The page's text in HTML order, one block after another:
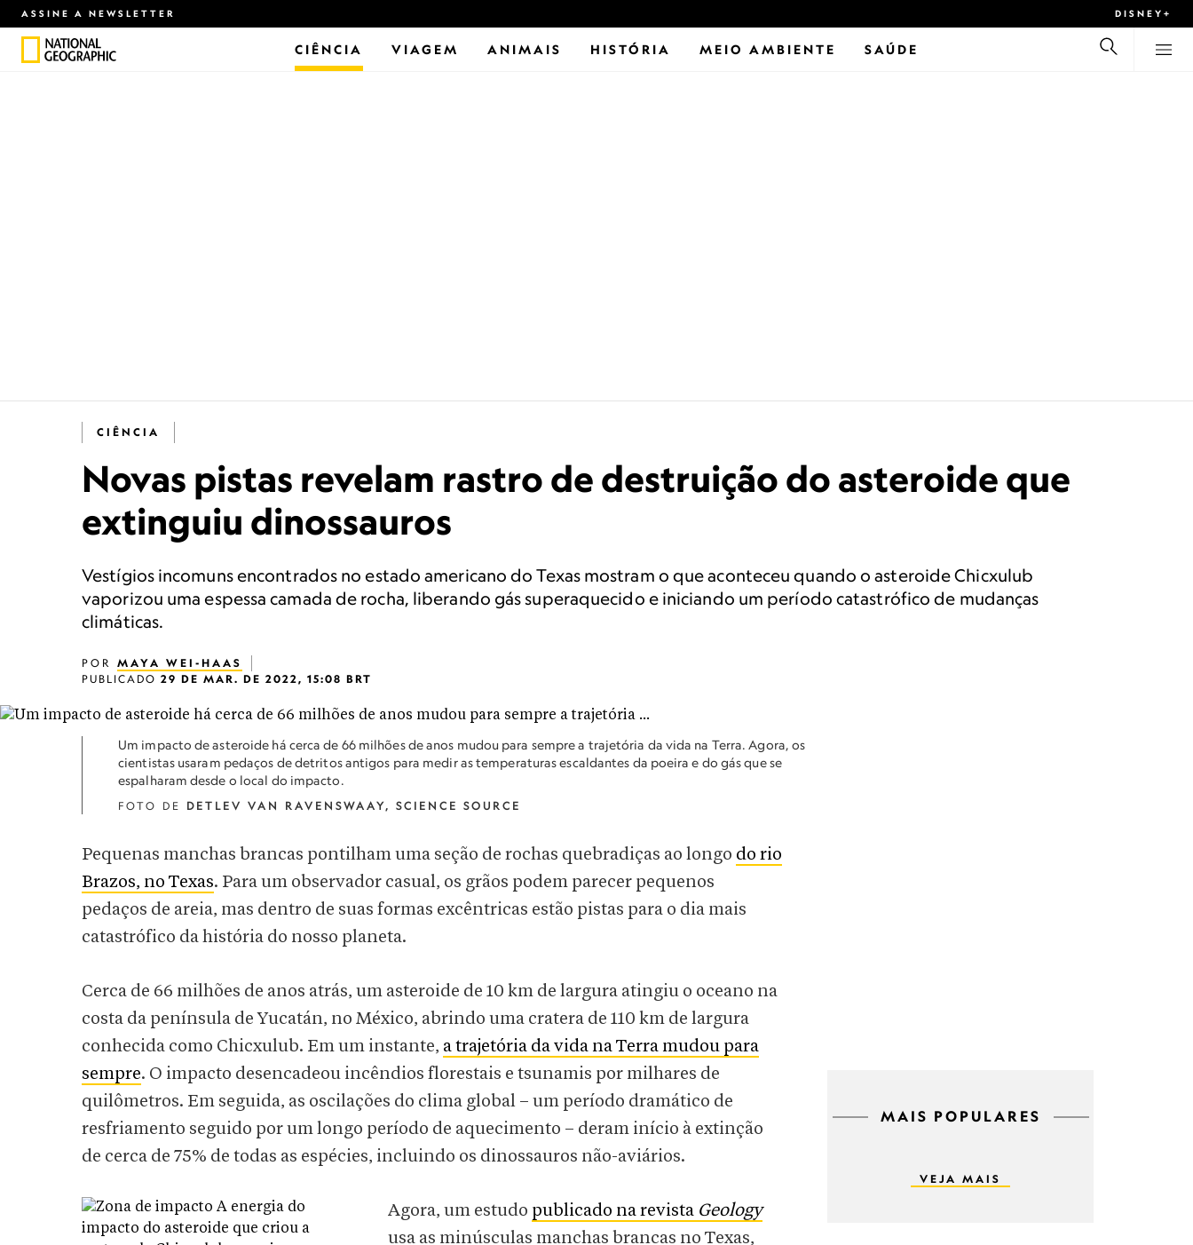
ASSINE A NEWSLETTER DISNEY+
CIÊNCIA VIAGEM ANIMAIS HISTÓRIA MEIO AMBIENTE SAÚDE
CIÊNCIA
Novas pistas revelam rastro de destruição do asteroide que
extinguiu dinossauros
Vestígios incomuns encontrados no estado americano do Texas mostram o que aconteceu quando o asteroide Chicxulub
vaporizou uma espessa camada de rocha, liberando gás superaquecido e iniciando um período catastrófico de mudanças
climáticas.
POR MAYA WEI-HAAS
PUBLICADO 29 DE MAR. DE 2022, 15:08 BRT
Um impacto de asteroide há cerca de 66 milhões de anos mudou para sempre a trajetória da vida na Terra. Agora, os
cientistas usaram pedaços de detritos antigos para medir as temperaturas escaldantes da poeira e do gás que se
espalharam desde o local do impacto.
FOTO DE DETLEV VAN RAVENSWAAY, SCIENCE SOURCE
Pequenas manchas brancas pontilham uma seção de rochas quebradiças ao longo do rio
Brazos, no Texas. Para um observador casual, os grãos podem parecer pequenos
pedaços de areia, mas dentro de suas formas excêntricas estão pistas para o dia mais
catastrófico da história do nosso planeta.
Cerca de 66 milhões de anos atrás, um asteroide de 10 km de largura atingiu o oceano na
costa da península de Yucatán, no México, abrindo uma cratera de 110 km de largura
conhecida como Chicxulub. Em um instante, a trajetória da vida na Terra mudou para
sempre. O impacto desencadeou incêndios florestais e tsunamis por milhares de
quilômetros. Em seguida, as oscilações do clima global – um período dramático de
resfriamento seguido por um longo período de aquecimento – deram início à extinção
de cerca de 75% de todas as espécies, incluindo os dinossauros não-aviários.
Agora, um estudo publicado na revista Geology
usa as minúsculas manchas brancas no Texas,
MAIS POPULARES
VEJA MAIS